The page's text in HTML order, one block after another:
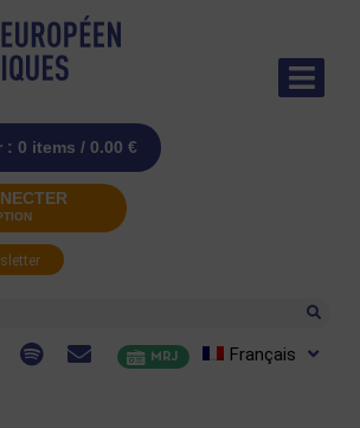
: 0 items / 0.00 €
MRJ Français